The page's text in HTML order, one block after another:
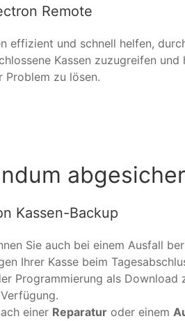
Remote
effizient und schnell helfen,
Kassen zuzugreifen und
Problem zu lösen.
Kassen-Backup
Sie auch bei einem Ausfall
Ihrer Kasse beim
Programmierung als Download
Verfügung.
einer Reparaturoder einem